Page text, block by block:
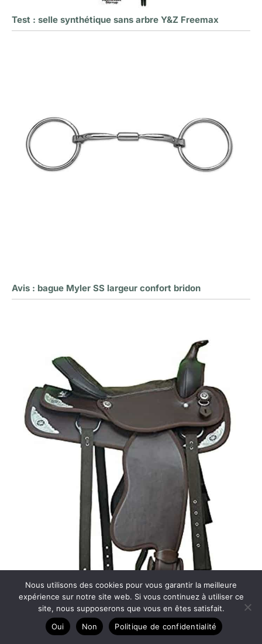
Test : selle synthétique sans arbre Y&Z Freemax
Avis : bague Myler SS largeur confort bridon
Nous utilisons des cookies pour vous garantir la meilleure
expérience sur notre site web. Si vous continuez à utiliser ce
site, nous supposerons que vous en êtes satisfait.
Oui
Non Politique de confidentialité